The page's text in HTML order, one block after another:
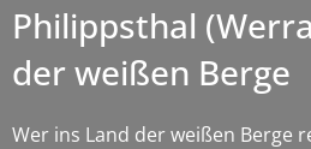
Philippsthal
der weißen Berge
Wer ins Land der weißen Berge